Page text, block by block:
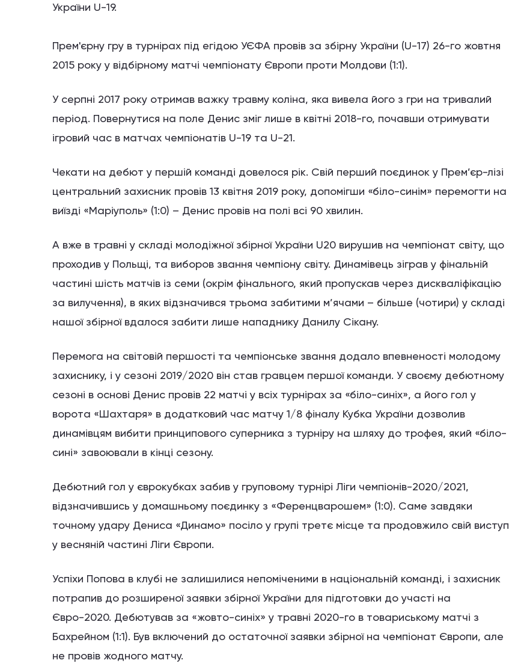
України U-19.
Прем'єрну гру в турнірах під егідою УЄФА провів за збірну України (U-17) 26-го жовтня
2015 року у відбірному матчі чемпіонату Європи проти Молдови (1:1).
У серпні 2017 року отримав важку травму коліна, яка вивела його з гри на тривалий
період. Повернутися на поле Денис зміг лише в квітні 2018-го, почавши отримувати
ігровий час в матчах чемпіонатів U-19 та U-21.
Чекати на дебют у першій команді довелося рік. Свій перший поєдинок у Прем’єр-лізі
центральний захисник провів 13 квітня 2019 року, допомігши «біло-синім» перемогти на
виїзді «Маріуполь» (1:0) – Денис провів на полі всі 90 хвилин.
А вже в травні у складі молодіжної збірної України U20 вирушив на чемпіонат світу, що
проходив у Польщі, та виборов звання чемпіону світу. Динамівець зіграв у фінальній
частині шість матчів із семи (окрім фінального, який пропускав через дискваліфікацію
за вилучення), в яких відзначився трьома забитими м’ячами – більше (чотири) у складі
нашої збірної вдалося забити лише нападнику Данилу Сікану.
Перемога на світовій першості та чемпіонське звання додало впевненості молодому
захиснику, і у сезоні 2019/2020 він став гравцем першої команди. У своєму дебютному
сезоні в основі Денис провів 22 матчі у всіх турнірах за «біло-синіх», а його гол у
ворота «Шахтаря» в додатковий час матчу 1/8 фіналу Кубка України дозволив
динамівцям вибити принципового суперника з турніру на шляху до трофея, який «біло-
сині» завоювали в кінці сезону.
Дебютний гол у єврокубках забив у груповому турнірі Ліги чемпіонів-2020/2021,
відзначившись у домашньому поєдинку з «Ференцварошем» (1:0). Саме завдяки
точному удару Дениса «Динамо» посіло у групі третє місце та продовжило свій виступ
у весняній частині Ліги Європи.
Успіхи Попова в клубі не залишилися непоміченими в національній команді, і захисник
потрапив до розширеної заявки збірної України для підготовки до участі на
Євро-2020. Дебютував за «жовто-синіх» у травні 2020-го в товариському матчі з
Бахрейном (1:1). Був включений до остаточної заявки збірної на чемпіонат Європи, але
не провів жодного матчу.